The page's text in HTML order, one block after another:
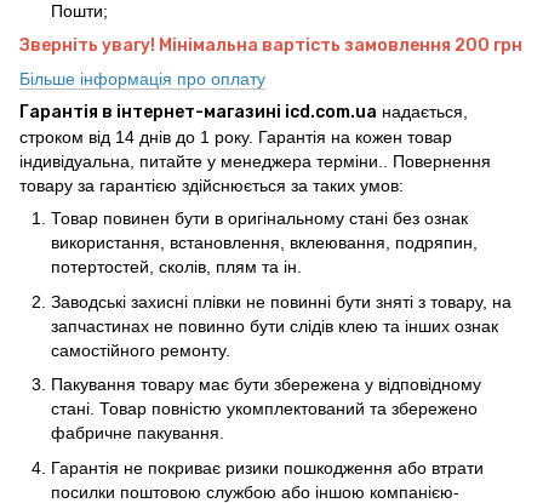
Пошти;
Зверніть увагу! Мінімальна вартість замовлення 200 грн
Більше інформація про оплату
Гарантія в інтернет-магазині icd.com.ua надається,
строком від 14 днів до 1 року. Гарантія на кожен товар
індивідуальна, питайте у менеджера терміни.. Повернення
товару за гарантією здійснюється за таких умов:
Товар повинен бути в оригінальному стані без ознак
використання, встановлення, вклеювання, подряпин,
потертостей, сколів, плям та ін.
Заводські захисні плівки не повинні бути зняті з товару, на
запчастинах не повинно бути слідів клею та інших ознак
самостійного ремонту.
Пакування товару має бути збережена у відповідному
стані. Товар повністю укомплектований та збережено
фабричне пакування.
Гарантія не покриває ризики пошкодження або втрати
посилки поштовою службою або іншою компанією-